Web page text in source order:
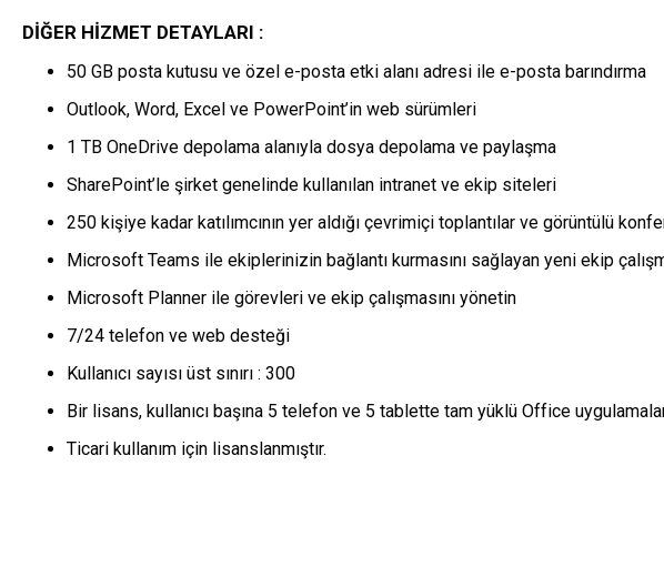
DIĞER HIZMET DETAYLARI :
50 GB posta kutusu ve özel e-posta etki alanı adresi ile e-posta barındırma
Outlook, Word, Excel ve PowerPoint’in web sürümleri
1 TB OneDrive depolama alanıyla dosya depolama ve paylaşma
SharePoint’le şirket genelinde kullanılan intranet ve ekip siteleri
250 kişiye kadar katılımcının yer aldığı çevrimiçi toplantılar ve görüntülü
Microsoft Teams ile ekiplerinizin bağlantı kurmasını sağlayan yeni ekip
Microsoft Planner ile görevleri ve ekip çalışmasını yönetin
7/24 telefon ve web desteği
Kullanıcı sayısı üst sınırı : 300
Bir lisans, kullanıcı başına 5 telefon ve 5 tablette tam yüklü Office
Ticari kullanım için lisanslanmıştır.